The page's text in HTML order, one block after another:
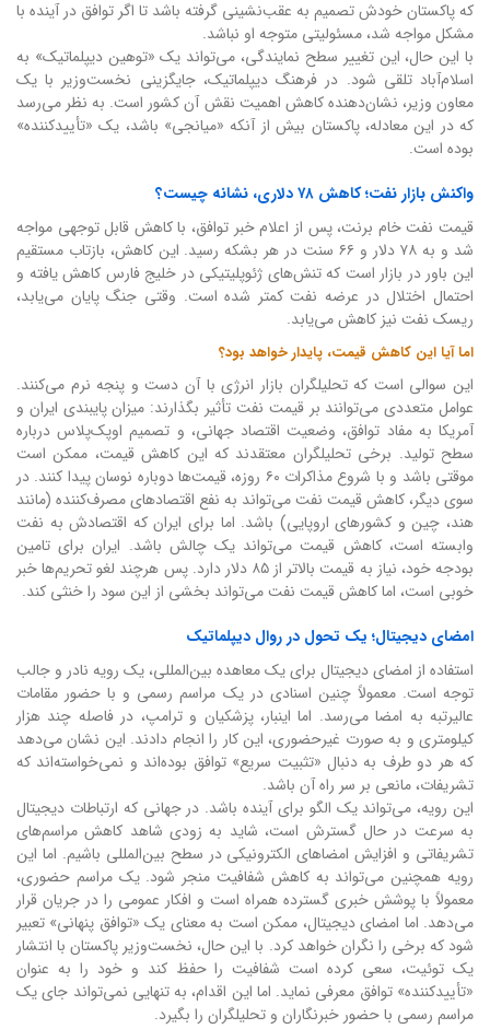
که پاکستان خودش تصمیم به عقب‌نشینی گرفته باشد تا اگر توافق در آینده با
مشکل مواجه شد، مسئولیتی متوجه او نباشد.
با این حال، این تغییر سطح نمایندگی، می‌تواند یک «توهین دیپلماتیک» به
اسلام‌آباد تلقی شود. در فرهنگ دیپلماتیک، جایگزینی نخست‌وزیر با یک
معاون وزیر، نشان‌دهنده کاهش اهمیت نقش آن کشور است. به نظر می‌رسد
که در این معادله، پاکستان بیش از آنکه «میانجی» باشد، یک «تأییدکننده»
بوده است.
واکنش بازار نفت؛ کاهش ۷۸ دلاری، نشانه چیست؟
قیمت نفت خام برنت، پس از اعلام خبر توافق، با کاهش قابل توجهی مواجه
شد و به ۷۸ دلار و ۶۶ سنت در هر بشکه رسید. این کاهش، بازتاب مستقیم
این باور در بازار است که تنش‌های ژئوپلیتیکی در خلیج فارس کاهش یافته و
احتمال اختلال در عرضه نفت کمتر شده است. وقتی جنگ پایان می‌یابد،
ریسک نفت نیز کاهش می‌یابد.
اما آیا این کاهش قیمت، پایدار خواهد بود؟
این سوالی است که تحلیلگران بازار انرژی با آن دست و پنجه نرم می‌کنند.
عوامل متعددی می‌توانند بر قیمت نفت تأثیر بگذارند: میزان پایبندی ایران و
آمریکا به مفاد توافق، وضعیت اقتصاد جهانی، و تصمیم اوپک‌پلاس درباره
سطح تولید. برخی تحلیلگران معتقدند که این کاهش قیمت، ممکن است
موقتی باشد و با شروع مذاکرات ۶۰ روزه، قیمت‌ها دوباره نوسان پیدا کنند. در
سوی دیگر، کاهش قیمت نفت می‌تواند به نفع اقتصادهای مصرف‌کننده (مانند
هند، چین و کشورهای اروپایی) باشد. اما برای ایران که اقتصادش به نفت
وابسته است، کاهش قیمت می‌تواند یک چالش باشد. ایران برای تامین
بودجه خود، نیاز به قیمت بالاتر از ۸۵ دلار دارد. پس هرچند لغو تحریم‌ها خبر
خوبی است، اما کاهش قیمت نفت می‌تواند بخشی از این سود را خنثی کند.
امضای دیجیتال؛ یک تحول در روال دیپلماتیک
استفاده از امضای دیجیتال برای یک معاهده بین‌المللی، یک رویه نادر و جالب
توجه است. معمولاً چنین اسنادی در یک مراسم رسمی و با حضور مقامات
عالیرتبه به امضا می‌رسد. اما اینبار، پزشکیان و ترامپ، در فاصله چند هزار
کیلومتری و به صورت غیرحضوری، این کار را انجام دادند. این نشان می‌دهد
که هر دو طرف به دنبال «تثبیت سریع» توافق بوده‌اند و نمی‌خواسته‌اند که
تشریفات، مانعی بر سر راه آن باشد.
این رویه، می‌تواند یک الگو برای آینده باشد. در جهانی که ارتباطات دیجیتال
به سرعت در حال گسترش است، شاید به زودی شاهد کاهش مراسم‌های
تشریفاتی و افزایش امضاهای الکترونیکی در سطح بین‌المللی باشیم. اما این
رویه همچنین می‌تواند به کاهش شفافیت منجر شود. یک مراسم حضوری،
معمولاً با پوشش خبری گسترده همراه است و افکار عمومی را در جریان قرار
می‌دهد. اما امضای دیجیتال، ممکن است به معنای یک «توافق پنهانی» تعبیر
شود که برخی را نگران خواهد کرد. با این حال، نخست‌وزیر پاکستان با انتشار
یک توئیت، سعی کرده است شفافیت را حفظ کند و خود را به عنوان
«تأییدکننده» توافق معرفی نماید. اما این اقدام، به تنهایی نمی‌تواند جای یک
مراسم رسمی با حضور خبرنگاران و تحلیلگران را بگیرد.